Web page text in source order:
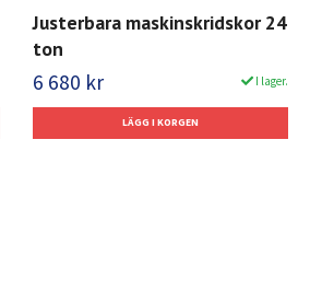
Justerbara maskinskridskor 24
ton
6 680 kr I lager.